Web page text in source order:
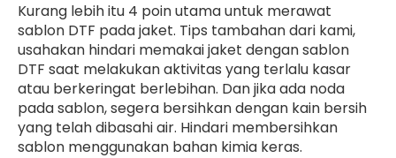
Kurang lebih itu 4 poin utama untuk merawat
sablon DTF pada jaket. Tips tambahan dari kami,
usahakan hindari memakai jaket dengan sablon
DTF saat melakukan aktivitas yang terlalu kasar
atau berkeringat berlebihan. Dan jika ada noda
pada sablon, segera bersihkan dengan kain bersih
yang telah dibasahi air. Hindari membersihkan
sablon menggunakan bahan kimia keras.